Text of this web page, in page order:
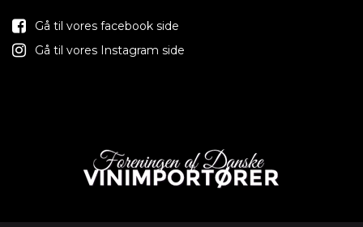
Gå til vores facebook side
Gå til vores Instagram side